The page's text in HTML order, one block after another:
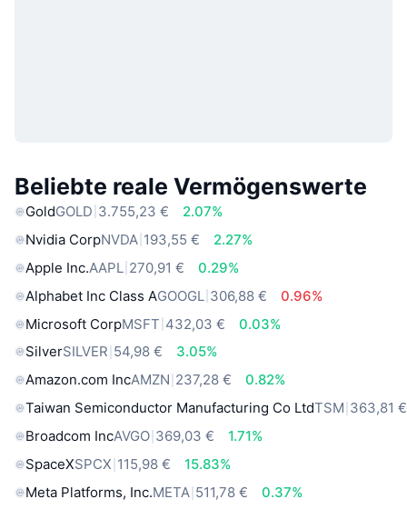
Beliebte reale Vermögenswerte
GoldGOLD 3.755,23 €
2.07%
Nvidia CorpNVDA 193,55 €
2.27%
Apple Inc.AAPL 270,91 €
0.29%
Alphabet Inc Class AGOOGL 306,88 €
0.96%
Microsoft CorpMSFT 432,03 €
0.03%
SilverSILVER 54,98 €
3.05%
Amazon.com IncAMZN 237,28 €
0.82%
Taiwan Semiconductor Manufacturing Co LtdTSM 363,81 €
Broadcom IncAVGO 369,03 €
1.71%
SpaceXSPCX 115,98 €
15.83%
Meta Platforms, Inc.META 511,78 €
0.37%